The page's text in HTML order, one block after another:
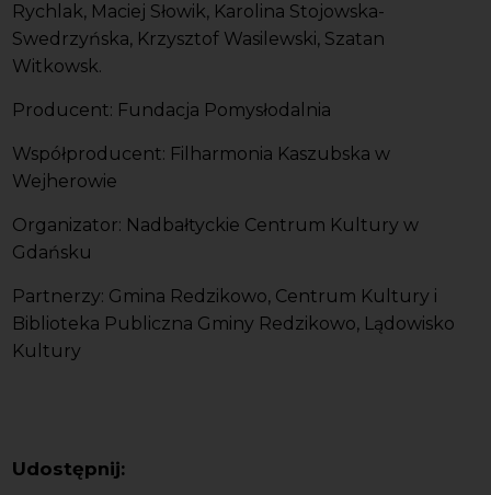
Rychlak, Maciej Słowik, Karolina Stojowska-
Swedrzyńska, Krzysztof Wasilewski, Szatan
Witkowsk.
Producent: Fundacja Pomysłodalnia
Współproducent: Filharmonia Kaszubska w
Wejherowie
Organizator: Nadbałtyckie Centrum Kultury w
Gdańsku
Partnerzy: Gmina Redzikowo, Centrum Kultury i
Biblioteka Publiczna Gminy Redzikowo, Lądowisko
Kultury
Udostępnij: